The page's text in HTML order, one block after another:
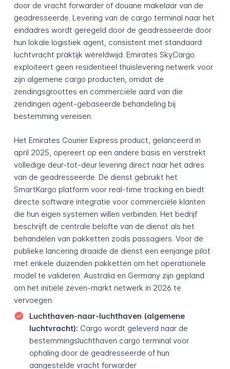
door de vracht forwarder of douane makelaar van de
geadresseerde. Levering van de cargo terminal naar het
eindadres wordt geregeld door de geadresseerde door
hun lokale logistiek agent, consistent met standaard
luchtvracht praktijk wereldwijd. Emirates SkyCargo
exploiteert geen residentieel thuislevering netwerk voor
zijn algemene cargo producten, omdat de
zendingsgroottes en commerciële aard van die
zendingen agent-gebaseerde behandeling bij
bestemming vereisen.
Het Emirates Courier Express product, gelanceerd in
april 2025, opereert op een andere basis en verstrekt
volledige deur-tot-deur levering direct naar het adres
van de geadresseerde. De dienst gebruikt het
SmartKargo platform voor real-time tracking en biedt
directe software integratie voor commerciële klanten
die hun eigen systemen willen verbinden. Het bedrijf
beschrijft de centrale belofte van de dienst als het
behandelen van pakketten zoals passagiers. Voor de
publieke lancering draaide de dienst een eenjarige pilot
met enkele duizenden pakketten om het operationele
model te valideren. Australia en Germany zijn gepland
om het initiële zeven-markt netwerk in 2026 te
vervoegen.
Luchthaven-naar-luchthaven (algemene
luchtvracht): Cargo wordt geleverd naar de
bestemmingsluchthaven cargo terminal voor
ophaling door de geadresseerde of hun
aangestelde vracht forwarder